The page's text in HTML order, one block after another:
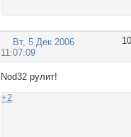
10
Вт, 5 Дек 2006
11:07:09
Nod32 рулит!
+2